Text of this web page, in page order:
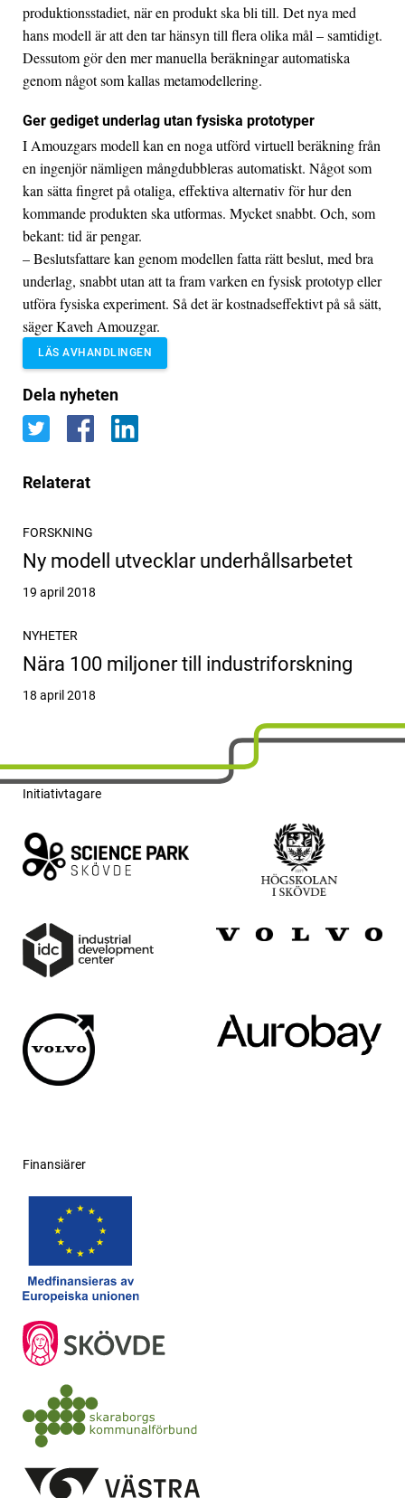
produktionsstadiet, när en produkt ska bli till. Det nya med
hans modell är att den tar hänsyn till flera olika mål – samtidigt.
Dessutom gör den mer manuella beräkningar automatiska
genom något som kallas metamodellering.
Ger gediget underlag utan fysiska prototyper
I Amouzgars modell kan en noga utförd virtuell beräkning från
en ingenjör nämligen mångdubbleras automatiskt. Något som
kan sätta fingret på otaliga, effektiva alternativ för hur den
kommande produkten ska utformas. Mycket snabbt. Och, som
bekant: tid är pengar.
– Beslutsfattare kan genom modellen fatta rätt beslut, med bra
underlag, snabbt utan att ta fram varken en fysisk prototyp eller
utföra fysiska experiment. Så det är kostnadseffektivt på så sätt,
säger Kaveh Amouzgar.
LÄS AVHANDLINGEN
Dela nyheten
Relaterat
FORSKNING
Ny modell utvecklar underhållsarbetet
Publicerat
19 april 2018
NYHETER
Nära 100 miljoner till industriforskning
Publicerat
18 april 2018
Initiativtagare
Finansiärer